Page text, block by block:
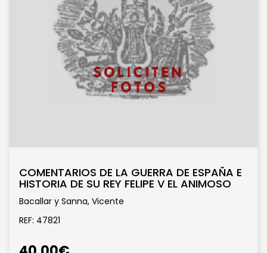
COMENTARIOS DE LA GUERRA DE ESPAÑA E
HISTORIA DE SU REY FELIPE V EL ANIMOSO
Bacallar y Sanna, Vicente
REF: 47821